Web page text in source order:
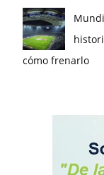
cómo frenarlo